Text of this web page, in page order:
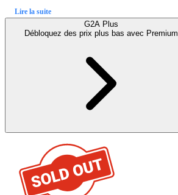
Lire la suite
G2A Plus
Débloquez des prix plus bas avec Premium